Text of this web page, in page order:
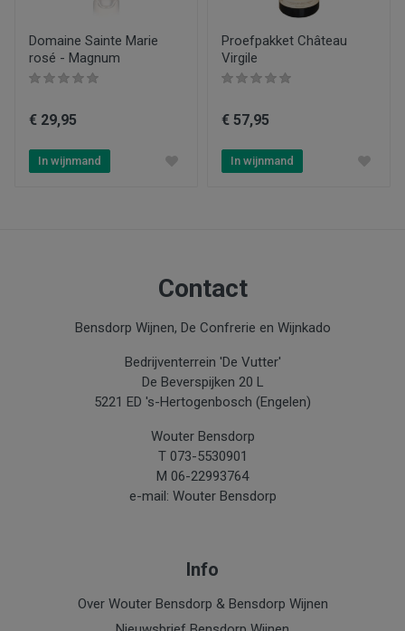
grenache , mourvèdre, syrah
Producent
Kleur
Rood
Restant
Maison les
Domaine Sainte Marie
rosé - Magnum
€ 29,95
In wijnmand
Proefpakket Château
Virgile
€ 57,95
In wijnmand
Contact
Bensdorp Wijnen, De Confrerie en Wijnkado
Bedrijventerrein 'De Vutter'
De Beverspijken 20 L
5221 ED 's-Hertogenbosch (Engelen)
Wouter Bensdorp
T 073-5530901
M 06-22993764
e-mail: Wouter Bensdorp
Info
Over Wouter Bensdorp & Bensdorp Wijnen